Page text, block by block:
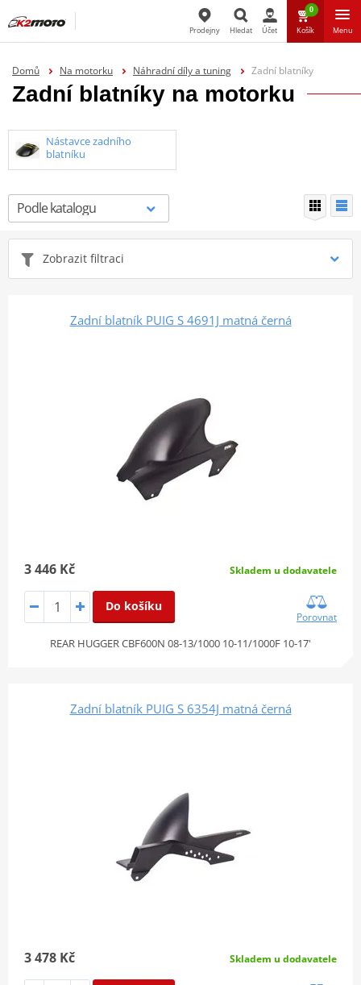
Hledat
Prodejny Hledat Účet
0
Košík Menu
Domů Na motorku Náhradní díly a tuning Zadní blatníky
Zadní blatníky na motorku
Nástavce zadního
blatníku
Zobrazit filtraci
Zadní blatník PUIG S 4691J matná černá
3 446 Kč Skladem u dodavatele
Do košíku
Porovnat
REAR HUGGER CBF600N 08-13/1000 10-11/1000F 10-17'
Zadní blatník PUIG S 6354J matná černá
3 478 Kč Skladem u dodavatele